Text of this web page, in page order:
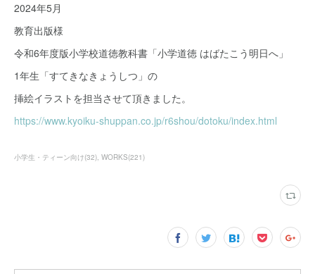
2024年5月
教育出版様
令和6年度版小学校道徳教科書「小学道徳 はばたこう明日へ」
1年生「すてきなきょうしつ」の
挿絵イラストを担当させて頂きました。
https://www.kyoiku-shuppan.co.jp/r6shou/dotoku/index.html
小学生・ティーン向け(32) WORKS(221)